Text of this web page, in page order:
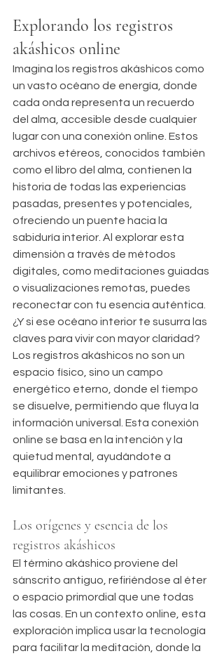
Explorando los registros
akáshicos online
Imagina los registros akáshicos como
un vasto océano de energía, donde
cada onda representa un recuerdo
del alma, accesible desde cualquier
lugar con una conexión online. Estos
archivos etéreos, conocidos también
como el libro del alma, contienen la
historia de todas las experiencias
pasadas, presentes y potenciales,
ofreciendo un puente hacia la
sabiduría interior. Al explorar esta
dimensión a través de métodos
digitales, como meditaciones guiadas
o visualizaciones remotas, puedes
reconectar con tu esencia auténtica.
¿Y si ese océano interior te susurra las
claves para vivir con mayor claridad?
Los registros akáshicos no son un
espacio físico, sino un campo
energético eterno, donde el tiempo
se disuelve, permitiendo que fluya la
información universal. Esta conexión
online se basa en la intención y la
quietud mental, ayudándote a
equilibrar emociones y patrones
limitantes.
Los orígenes y esencia de los
registros akáshicos
El término akáshico proviene del
sánscrito antiguo, refiriéndose al éter
o espacio primordial que une todas
las cosas. En un contexto online, esta
exploración implica usar la tecnología
para facilitar la meditación, donde la